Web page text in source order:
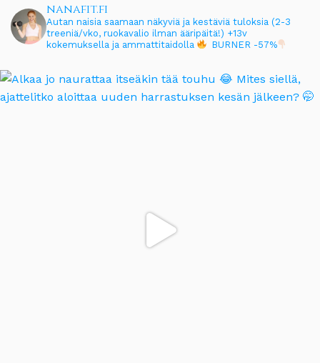
nanafit.fi
Autan naisia saamaan näkyviä ja kestäviä tuloksia (2-3
treeniä/vko, ruokavalio ilman ääripäitä!) +13v
kokemuksella ja ammattitaidolla
BURNER -57%